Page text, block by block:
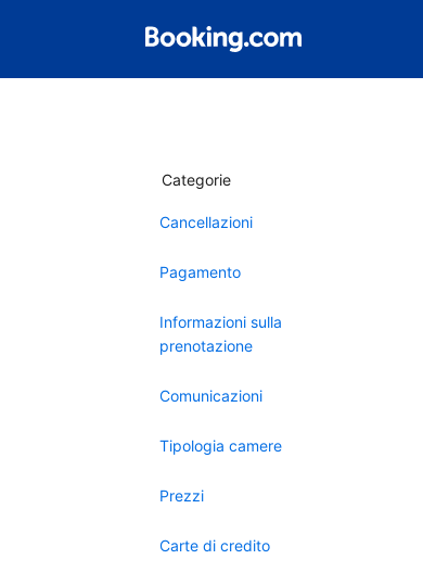
Categorie
Cancellazioni
Pagamento
Informazioni sulla
prenotazione
Comunicazioni
Tipologia camere
Prezzi
Carte di credito